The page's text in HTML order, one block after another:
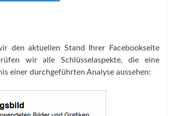
den aktuellen Stand Ihrer Facebookseite
wir alle Schlüsselaspekte, die eine
einer durchgeführten Analyse aussehen: